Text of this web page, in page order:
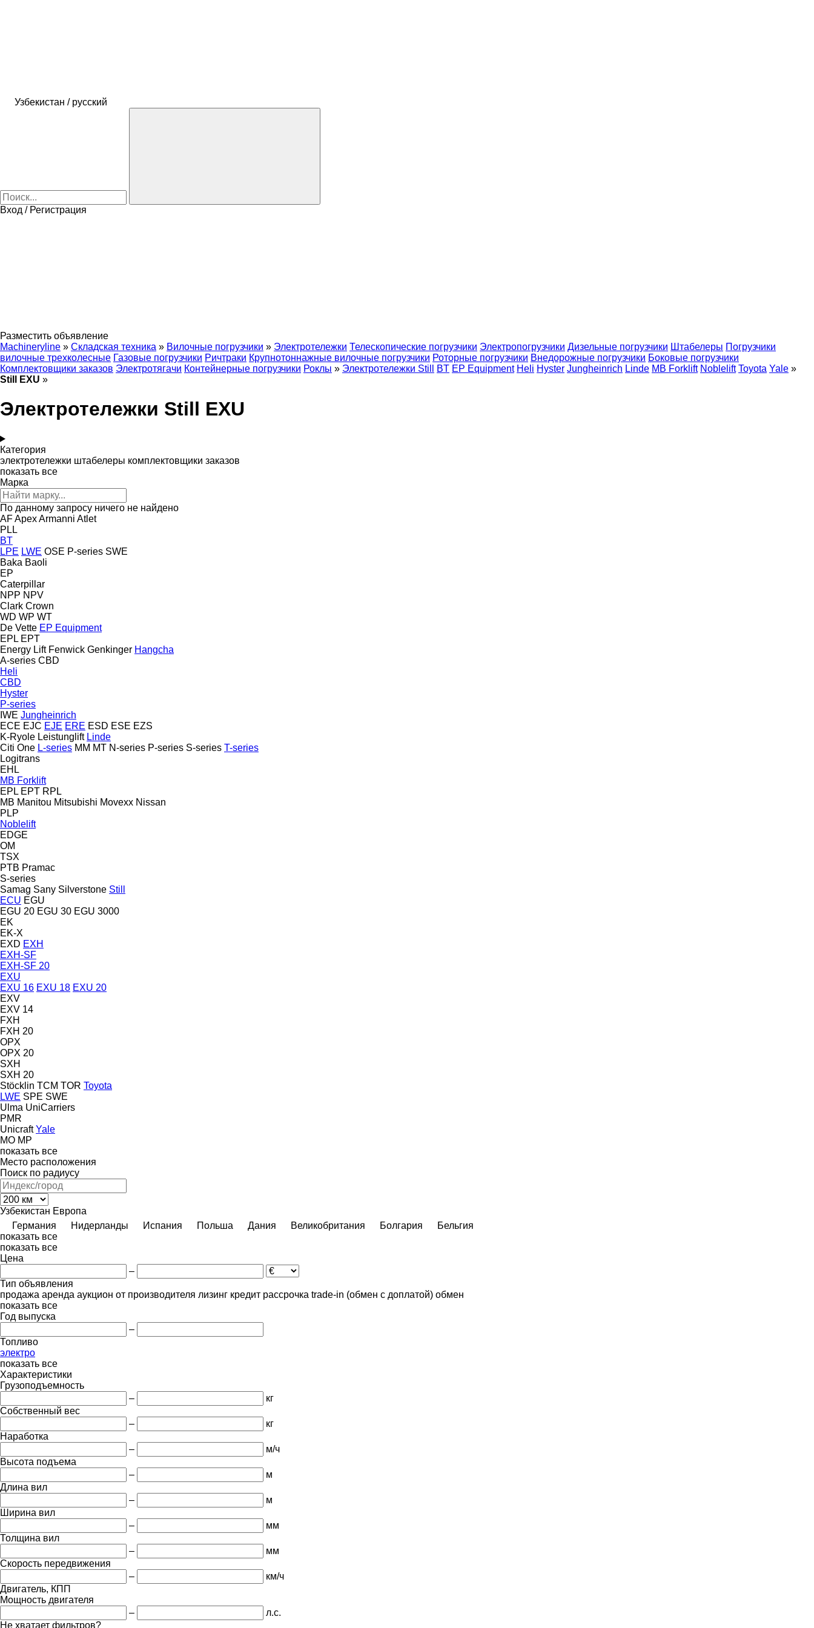
Узбекистан / русский
Вход / Регистрация
Разместить объявление
Machineryline » Складская техника » Вилочные погрузчики » Электротележки Телескопические погрузчики Электропогрузчики Дизельные погрузчики Штабелеры Погрузчики
вилочные трехколесные Газовые погрузчики Ричтраки Крупнотоннажные вилочные погрузчики Роторные погрузчики Внедорожные погрузчики Боковые погрузчики
Комплектовщики заказов Электротягачи Контейнерные погрузчики Роклы » Электротележки Still BT EP Equipment Heli Hyster Jungheinrich Linde MB Forklift Noblelift Toyota Yale »
Still EXU »
Электротележки Still EXU
Категория
электротележки штабелеры комплектовщики заказов
показать все
Марка
По данному запросу ничего не найдено
AFApexArmanni Atlet
PLL
BT
LPE LWE OSE P-series SWE
Baka Baoli
EP
Caterpillar
NPP NPV
Clark Crown
WD WP WT
De Vette EP Equipment
EPL EPT
Energy Lift Fenwick Genkinger Hangcha
A-series CBD
Heli
CBD
Hyster
P-series
IWE Jungheinrich
ECE EJC EJE ERE ESD ESE EZS
K-Ryole Leistunglift Linde
Citi One L-series MM MT N-series P-series S-series T-series
Logitrans
EHL
MB Forklift
EPL EPT RPL
MB Manitou Mitsubishi Movexx Nissan
PLP
Noblelift
EDGE
OM
TSX
PTB Pramac
S-series
Samag Sany Silverstone Still
ECU EGU
EGU 20 EGU 30 EGU 3000
EK
EK-X
EXD EXH
EXH-SF
EXH-SF 20
EXU
EXU 16 EXU 18 EXU 20
EXV
EXV 14
FXH
FXH 20
OPX
OPX 20
SXH
SXH 20
Stöcklin TCM TOR Toyota
LWE SPE SWE
Ulma UniCarriers
PMR
Unicraft Yale
MO MP
показать все
Место расположения
Поиск по радиусу
Узбекистан Европа
Германия
Нидерланды Испания Польша Дания Великобритания Болгария
Бельгия
показать все
показать все
Цена
–
Тип объявления
продажа аренда аукцион от производителя лизинг кредит рассрочка trade-in (обмен с доплатой) обмен
показать все
Год выпуска
–
Топливо
электро
показать все
Характеристики
Грузоподъемность
–
кг
Собственный вес
–
кг
Наработка
–
м/ч
Высота подъема
–
м
Длина вил
–
м
Ширина вил
–
мм
Толщина вил
–
мм
Скорость передвижения
–
км/ч
Двигатель, КПП
Мощность двигателя
–
л.с.
Не хватает фильтров?